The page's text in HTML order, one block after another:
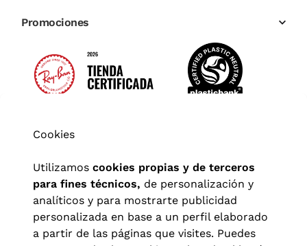
Promociones
Cookies
Utilizamos cookies propias y de terceros
para fines técnicos, de personalización y
analíticos y para mostrarte publicidad
personalizada en base a un perfil elaborado
a partir de las páginas que visites. Puedes